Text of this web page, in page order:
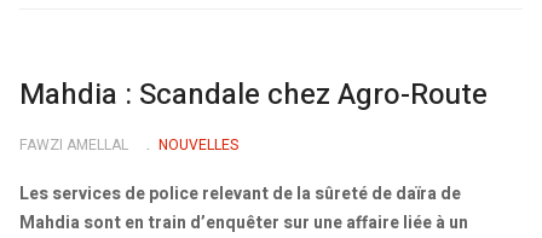
Mahdia : Scandale chez Agro-Route
FAWZI AMELLAL NOUVELLES
Les services de police relevant de la sûreté de daïra de
Mahdia sont en train d’enquêter sur une affaire liée à un